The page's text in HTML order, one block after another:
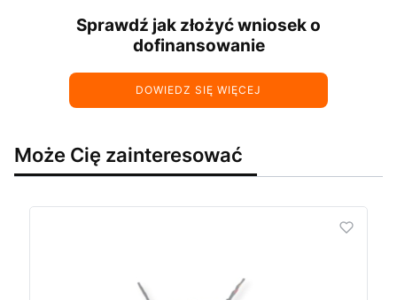
Sprawdź jak złożyć wniosek o
dofinansowanie
DOWIEDZ SIĘ WIĘCEJ
Może Cię zainteresować